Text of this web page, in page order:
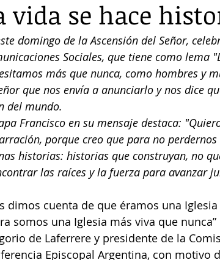
vida se hace
domingo de la Ascensión del Señor,
Sociales, que tiene como lema
más que nunca, como hombres y
que nos envía a anunciarlo y nos dice
del mundo.
Francisco en su mensaje destaca:
porque creo que para no
historias: historias que construyan, no
las raíces y la fuerza para avanzar
dimos cuenta de que éramos una
somos una Iglesia más viva que
de Laferrere y presidente de la
Episcopal Argentina, con motivo